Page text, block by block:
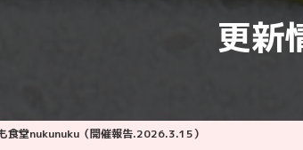
更新
食堂nukunuku（開催報告.2026.3.15）